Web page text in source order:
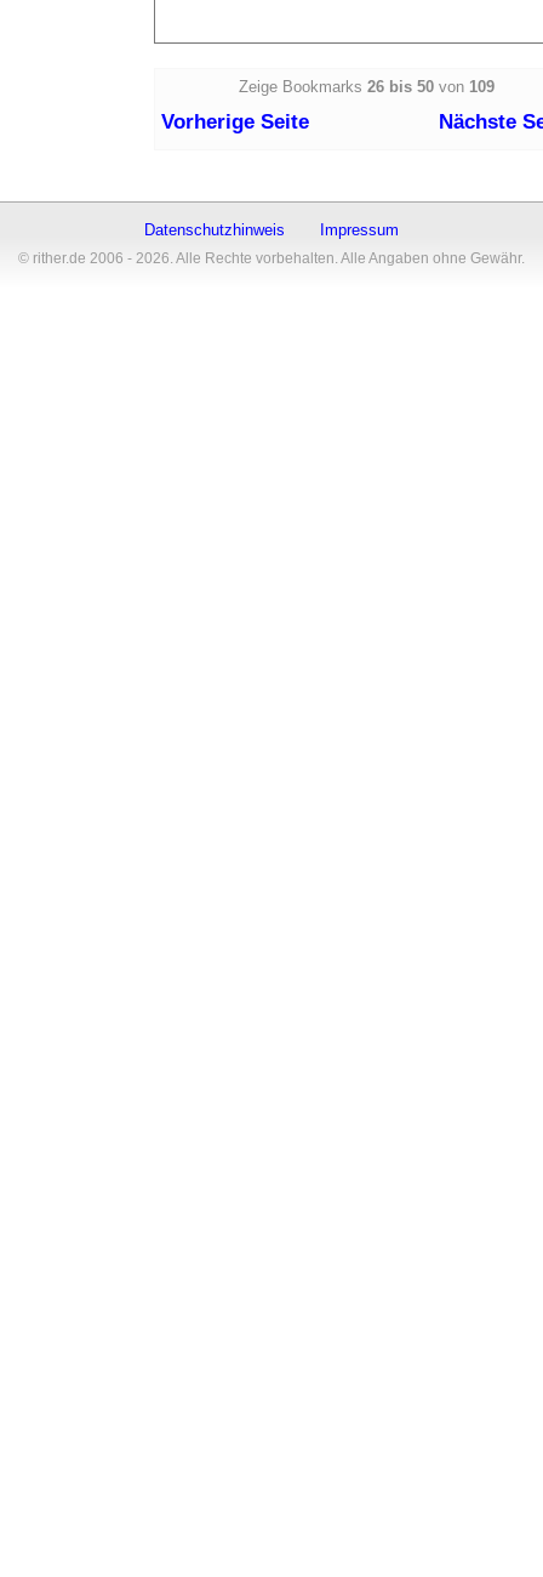
Zeige Bookmarks 26 bis 50 von 109
Vorherige Seite Nächste
Datenschutzhinweis Impressum
© rither.de 2006 - 2026. Alle Rechte vorbehalten. Alle Angaben ohne Gewähr.